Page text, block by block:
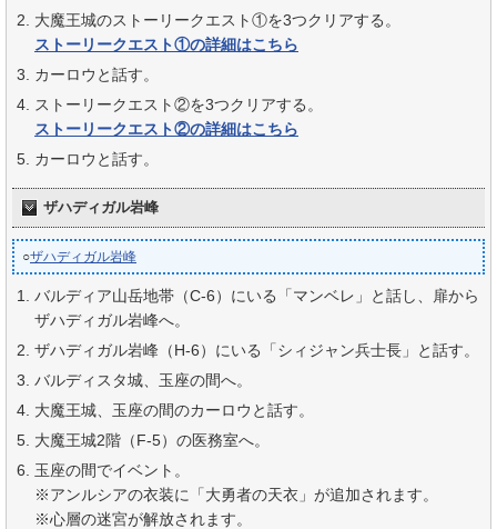
大魔王城のストーリークエスト①を3つクリアする。
ストーリークエスト①の詳細はこちら
カーロウと話す。
ストーリークエスト②を3つクリアする。
ストーリークエスト②の詳細はこちら
カーロウと話す。
ザハディガル岩峰
○ザハディガル岩峰
バルディア山岳地帯（C-6）にいる「マンベレ」と話し、扉から
ザハディガル岩峰へ。
ザハディガル岩峰（H-6）にいる「シィジャン兵士長」と話す。
バルディスタ城、玉座の間へ。
大魔王城、玉座の間のカーロウと話す。
大魔王城2階（F-5）の医務室へ。
玉座の間でイベント。
※アンルシアの衣装に「大勇者の天衣」が追加されます。
※心層の迷宮が解放されます。